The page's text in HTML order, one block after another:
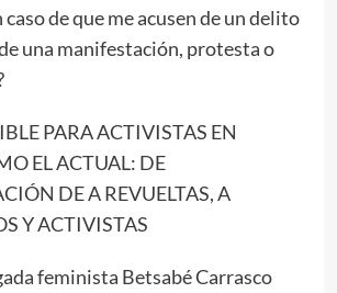
de que me acusen de un delito
una manifestación, protesta o
PARA ACTIVISTAS EN
EL ACTUAL: DE
DE A REVUELTAS, A
Y ACTIVISTAS
feminista Betsabé Carrasco